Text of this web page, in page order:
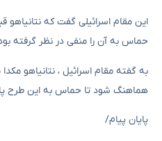
این مقام اسرائیلی گفت که نتانیاهو
حماس به آن را منفی در نظر گرفته
به گفته مقام اسرائیل ، نتانیاهو
هماهنگ شود تا حماس به این طرح
پایان پیام/